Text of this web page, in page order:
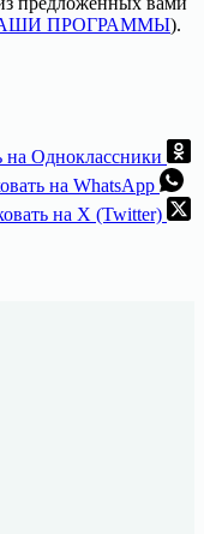
ПРОГРАММЫ).
на Одноклассники
на WhatsApp
на X (Twitter)